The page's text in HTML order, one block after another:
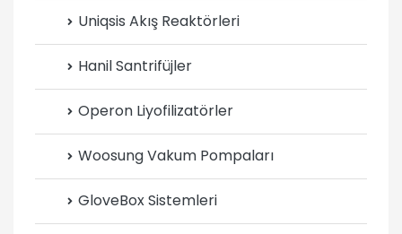
Uniqsis Akış Reaktörleri
Hanil Santrifüjler
Operon Liyofilizatörler
Woosung Vakum Pompaları
GloveBox Sistemleri